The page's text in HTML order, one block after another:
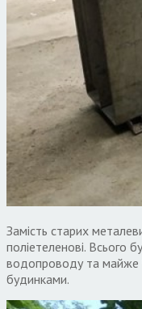
Замість старих
поліетеленові. Всього
водопроводу та майже
будинками.